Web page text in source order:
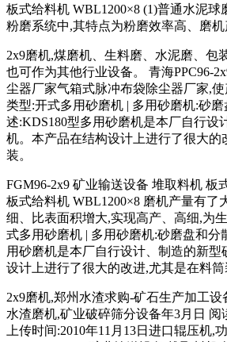
板式给料机 WBL1200×8 (1)普通水泥球
粉磨系统中,其特点为粉磨效率高、磨机
2x9磨机,煤磨机、生料磨、水泥磨、包
也可作为其他行业设备。 青海PPC96-
尘器厂家气箱式脉冲布袋除尘器厂家,
类型:开式多用砂磨机 | 多用砂磨机:砂
述:KDS180型多用砂磨机是本厂自行设
机。本产品在结构设计上进行了很大的
装。
FGM96-2x9 矿业输送设备 堆取料机 板
板式给料机 WBL1200×8 磨机产量有了
细、比表面积增大,实现高产、高细,为
式多用砂磨机 | 多用砂磨机:砂磨盘和分
用砂磨机是本厂自行设计、制造的新型
设计上进行了很大的改进,尤其是在料筒
2x9磨机,郑州水渣求购-矿石生产加工设
水渣磨机,矿业破碎筛分设备年3月日 阅
上传时间:2010年11月13日进口辊压机,